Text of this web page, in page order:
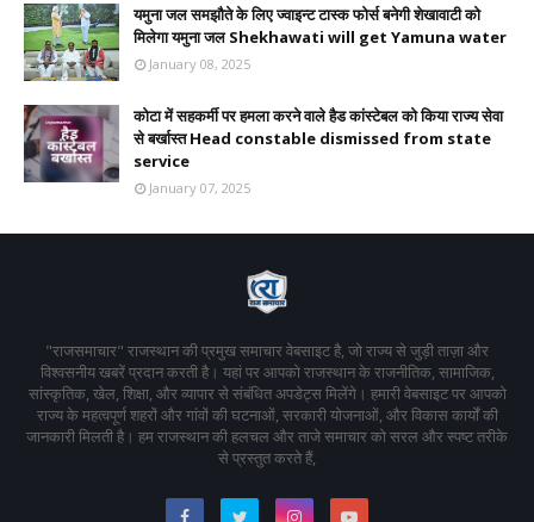
यमुना जल समझौते के लिए ज्वाइन्ट टास्क फोर्स बनेगी शेखावाटी को
मिलेगा यमुना जल Shekhawati will get Yamuna water
January 08, 2025
कोटा में सहकर्मी पर हमला करने वाले हैड कांस्टेबल को किया राज्य सेवा
से बर्खास्त Head constable dismissed from state
service
January 07, 2025
"राजसमाचार" राजस्थान की प्रमुख समाचार वेबसाइट है, जो राज्य से जुड़ी ताज़ा और
विश्वसनीय खबरें प्रदान करती है। यहां पर आपको राजस्थान के राजनीतिक, सामाजिक,
सांस्कृतिक, खेल, शिक्षा, और व्यापार से संबंधित अपडेट्स मिलेंगे। हमारी वेबसाइट पर आपको
राज्य के महत्वपूर्ण शहरों और गांवों की घटनाओं, सरकारी योजनाओं, और विकास कार्यों की
जानकारी मिलती है। हम राजस्थान की हलचल और ताजे समाचार को सरल और स्पष्ट तरीके
से प्रस्तुत करते हैं,